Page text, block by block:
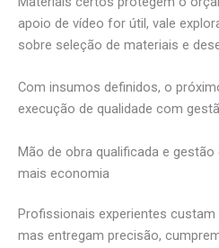
apoio de vídeo for útil, vale
sobre seleção de materiais e
Com insumos definidos, o
execução de qualidade com
Mão de obra qualificada e
mais economia
Profissionais experientes
mas entregam precisão,